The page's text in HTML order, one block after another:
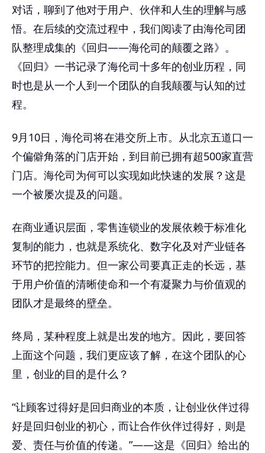
对话，聊到了他对于用户、伙伴和人生的理解与感
悟。在后续的交流过程中，我们阅读了由海伦司团
队整理成集的《回归——海伦司的颠覆之路》。
《回归》一书记录了海伦司十多年的创业历程，同
时也是从一个人到一个团队的自我颠覆与认知的过
程。
9月10日，海伦司将在港交所上市。从北京五道口一
个偏僻角落的门店开始，到目前已拥有超500家直营
门店。海伦司为何可以实现如此快速的发展？这是
一个被屡次提及的问题。
在商业通识层面，零售连锁业的发展依赖于标准化
复制的能力，也就是系统化、数字化及对产业链各
环节的把控能力。但一家公司要真正走的长远，基
于用户价值的清晰使命和一个有凝聚力与价值观的
团队才是最终的壁垒。
终局，某种程度上就是出发的地方。因此，要回答
上面这个问题，我们更应该了解，在这个团队的心
里，创业的目的是什么？
“让顾客过得好是回归商业的本质，让创业伙伴过得
好是回归创业的初心，而让合作伙伴过得好，则是
爱、责任与价值的传递。”——这是《回归》给出的